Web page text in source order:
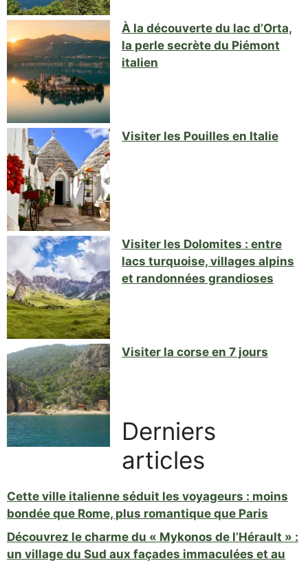
À la découverte du lac d’Orta,
la perle secrète du Piémont
italien
Visiter les Pouilles en Italie
Visiter les Dolomites : entre
lacs turquoise, villages alpins
et randonnées grandioses
Visiter la corse en 7 jours
Derniers
articles
Cette ville italienne séduit les voyageurs : moins
bondée que Rome, plus romantique que Paris
Découvrez le charme du « Mykonos de l’Hérault » :
un village du Sud aux façades immaculées et au